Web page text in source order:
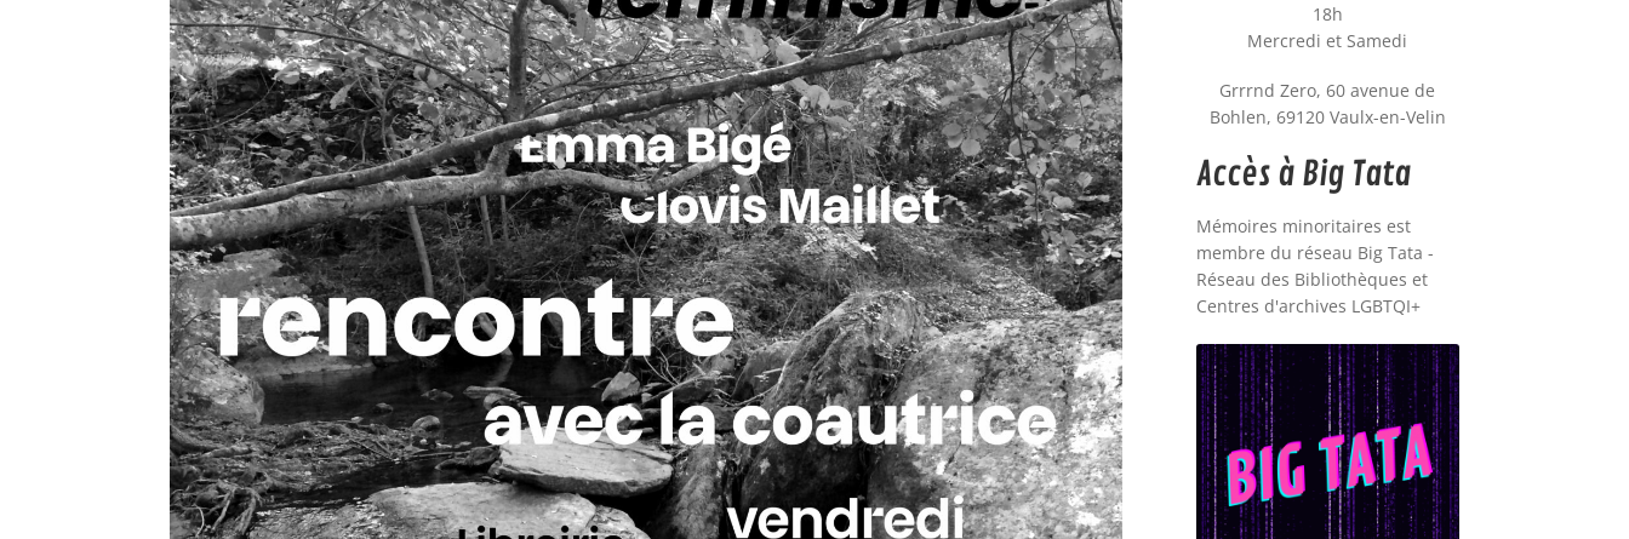
18h
Mercredi et Samedi
Grrrnd Zero, 60 avenue de
Bohlen, 69120 Vaulx-en-Velin
Accès à Big Tata
Mémoires minoritaires est
membre du réseau Big Tata -
Réseau des Bibliothèques et
Centres d'archives LGBTQI+